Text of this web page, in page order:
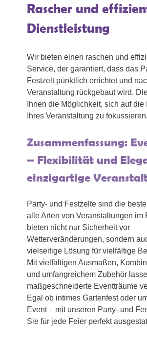
Rascher und
Dienstleistung
Wir bieten einen raschen und
Service, der garantiert, dass das
Festzelt pünktlich errichtet und
Veranstaltung rückgebaut wird.
Ihnen die Möglichkeit, sich auf die
Ihres Veranstaltung zu fokussieren.
Zusammenfassung:
– Flexibilität und
einzigartige
Party- und Festzelte sind die
alle Arten von Veranstaltungen im
bieten nicht nur Sicherheit vor
Wetterveränderungen, sondern
vielseitige Lösung für vielfältige
Mit vielfältigen Ausmaßen,
und umfangreichem Zubehör
maßgeschneiderte Eventträume
Egal ob intimes Gartenfest oder
Event – mit unseren Party- und
Sie für jede Feier perfekt